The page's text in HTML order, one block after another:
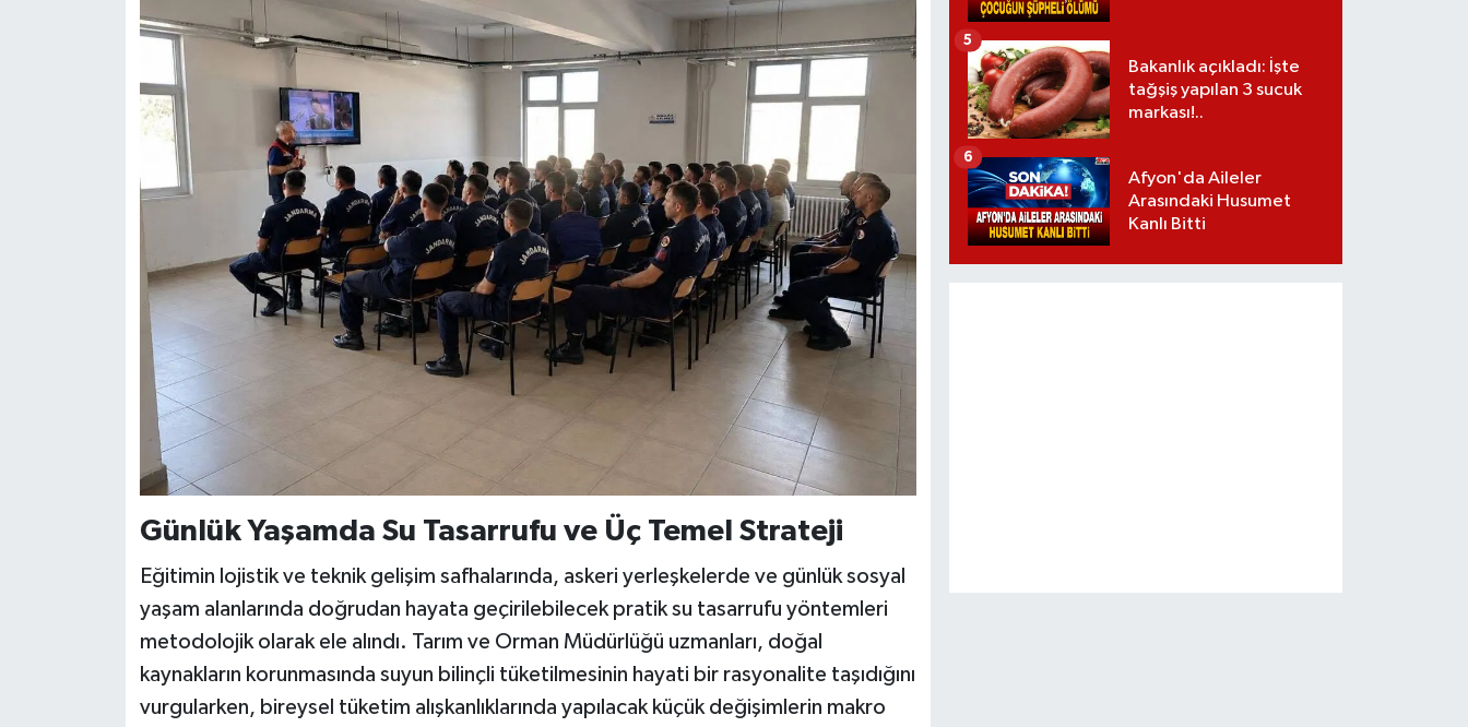
Günlük Yaşamda Su Tasarrufu ve Üç Temel Strateji
Eğitimin lojistik ve teknik gelişim safhalarında, askeri yerleşkelerde ve günlük sosyal
yaşam alanlarında doğrudan hayata geçirilebilecek pratik su tasarrufu yöntemleri
metodolojik olarak ele alındı. Tarım ve Orman Müdürlüğü uzmanları, doğal
kaynakların korunmasında suyun bilinçli tüketilmesinin hayati bir rasyonalite taşıdığını
vurgularken, bireysel tüketim alışkanlıklarında yapılacak küçük değişimlerin makro
Bakanlık açıkladı: İşte
tağşiş yapılan 3 sucuk
markası!..
5
Afyon'da Aileler
Arasındaki Husumet
Kanlı Bitti
6